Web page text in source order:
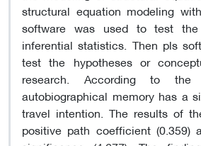
structural equation modeling
software was used to test the
inferential statistics. Then pls
test the hypotheses or
research. According to the
autobiographical memory has a
travel intention. The results of
positive path coefficient